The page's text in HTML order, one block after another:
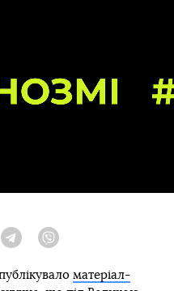
Telegram
матеріал-